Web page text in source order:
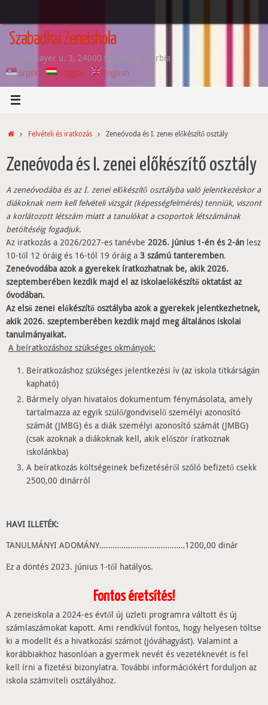
tartalomra
Szabadkai Zeneiskola
Strossmayer u. 3, 24000 Szabadka, Szerbia
Srpski
Magyar English
HomeFelvételi és iratkozás Zeneóvoda és I. zenei előkészítő osztály
Zeneóvoda és I. zenei előkészítő osztály
A zeneóvodába és az I. zenei előkészítő osztályba való jelentkezéskor a
diákoknak nem kell felvételi vizsgát (képességfelmérés) tenniük, viszont
a korlátozott létszám miatt a tanulókat a csoportok létszámának
betöltéséig fogadjuk.
Az iratkozás a 2026/2027-es tanévbe 2026. június 1-én és 2-án lesz
10-től 12 óráig és 16-tól 19 óráig a 3 számú tanteremben.
Zeneóvodába azok a gyerekek íratkozhatnak be, akik 2026.
szeptemberében kezdik majd el az iskolaelőkészítő oktatást az
óvodában.
Az első zenei előkészítő osztályba azok a gyerekek jelentkezhetnek,
akik 2026. szeptemberében kezdik majd meg általános iskolai
tanulmányaikat.
A beíratkozáshoz szükséges okmányok:
Beíratkozáshoz szükséges jelentkezési ív (az iskola titkárságán
kapható)
Bármelyolyan hivatalos dokumentum fénymásolata, amely
tartalmazza az egyik szülő/gondviselő személyi azonosító
számát (JMBG) és a diák személyi azonosító számát (JMBG)
(csak azoknak a diákoknak kell, akik először íratkoznak
iskolánkba)
A beíratkozás költségeinek befizetéséről szóló befizető csekk
2500,00 dinárról
HAVI ILLETÉK:
TANULMÁNYI ADOMÁNY…………………………………1200,00 dinár
Ez a döntés 2023. június 1-től hatályos.
Fontos éretsítés!
A zeneiskola a 2024-es évtől új üzleti programra váltott és új
számlaszámokat kapott. Ami rendkívül fontos, hogy helyesen töltse
ki a modellt és a hivatkozási számot (jóváhagyást). Valamint a
korábbiakhoz hasonlóan a gyermek nevét és vezetéknevét is fel
kell írni a fizetési bizonylatra. További információkért forduljon az
iskola számviteli osztályához.